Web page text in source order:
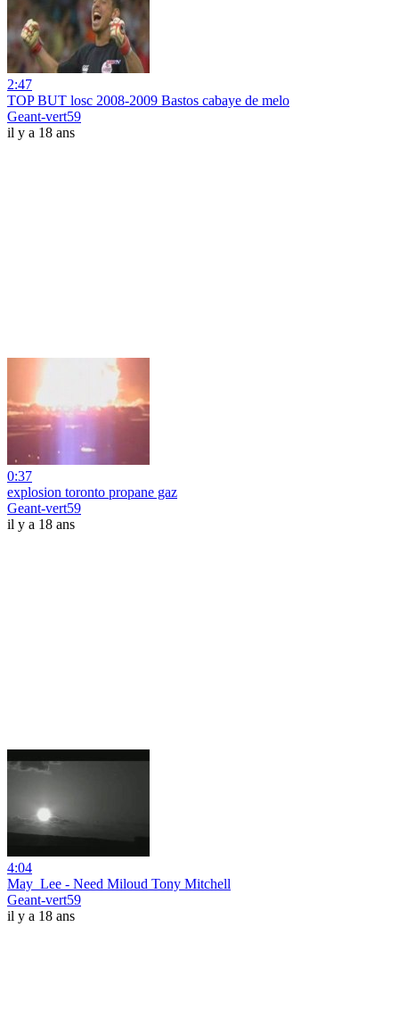
2:47
TOP BUT losc 2008-2009 Bastos cabaye de melo
Geant-vert59
il y a 18 ans
0:37
explosion toronto propane gaz
Geant-vert59
il y a 18 ans
4:04
May_Lee - Need Miloud Tony Mitchell
Geant-vert59
il y a 18 ans